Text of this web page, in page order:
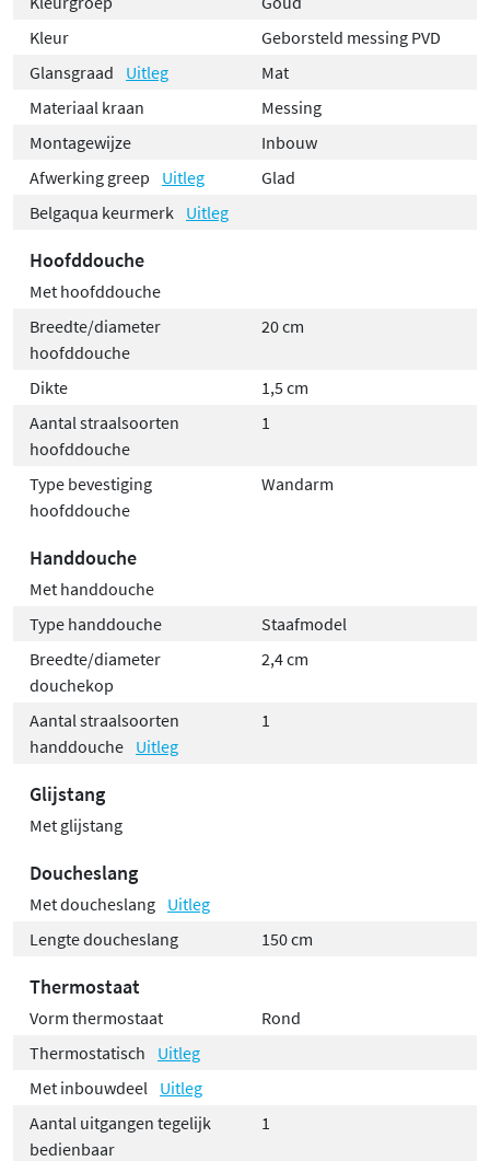
Kleur
Geborsteld messing PVD
Glansgraad
Uitleg
Mat
Materiaal kraan
Messing
Montagewijze
Inbouw
Afwerking greep
Uitleg
Glad
Belgaqua keurmerk
Uitleg
Hoofddouche
Met hoofddouche
Breedte/diameter
hoofddouche
20 cm
Dikte
1,5 cm
Aantal straalsoorten
hoofddouche
1
Type bevestiging
hoofddouche
Wandarm
Handdouche
Met handdouche
Type handdouche
Staafmodel
Breedte/diameter
douchekop
2,4 cm
Aantal straalsoorten
handdouche Uitleg
1
Glijstang
Met glijstang
Doucheslang
Met doucheslang Uitleg
Lengte doucheslang
150 cm
Thermostaat
Vorm thermostaat
Rond
Thermostatisch
Uitleg
Met inbouwdeel
Uitleg
Aantal uitgangen tegelijk
bedienbaar
1